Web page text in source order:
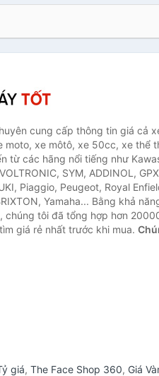
cung cấp thông tin giá cả
moto, xe môtô, xe 50cc, xe thể
từ các hãng nổi tiếng như
SYM, ADDINOL,
Piaggio, Peugeot, Royal
Yamaha... Bằng khả
chúng tôi đã tổng hợp hơn
giá rẻ nhất trước khi mua.
giá, The Face Shop 360, Giá